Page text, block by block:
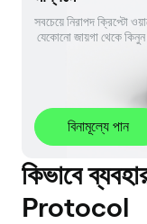
সবচেয়ে নিরাপদ ক্রিপ্টো
যেকোনো জায়গা থেকে
বিনামূল্যে পান
কিভাবে
Protocol